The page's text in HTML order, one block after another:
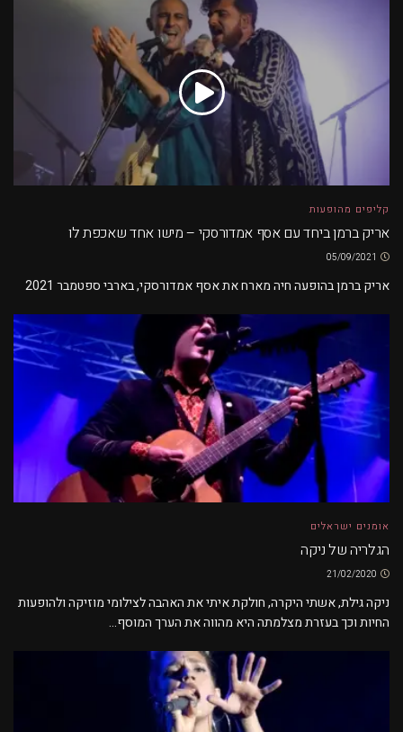
קליפים מהופעות
אריק ברמן ביחד עם אסף אמדורסקי – מישו אחד שאכפת לו
אריק ברמן בהופעה חיה מארח את אסף אמדורסקי, בארבי ספטמבר 2021
אומנים ישראלים
הגלריה של ניקה
ניקה גילת, אשתי היקרה, חולקת איתי את האהבה לצילומי מוזיקה ולהופעות
החיות וכך בעזרת מצלמתה היא מהווה את הערך המוסף...